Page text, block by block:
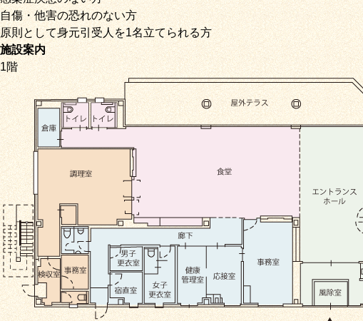
自傷・他害の恐れのない方
原則として身元引受人を1名立てられる方
施設案内
1階